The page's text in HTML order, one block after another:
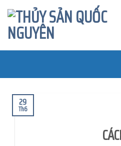
Skip
content
29
Th6